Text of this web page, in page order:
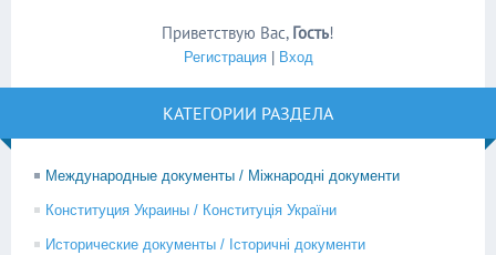
Приветствую Вас, Гость!
Регистрация| Вход
КАТЕГОРИИ РАЗДЕЛА
Международные документы / Міжнародні документи
Конституция Украины / Конституція України
Исторические документы / Історичні документи